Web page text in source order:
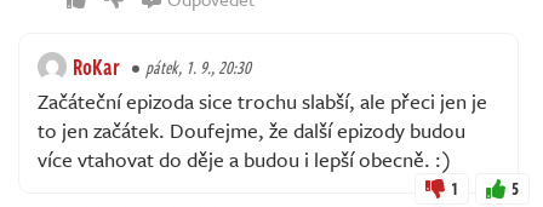
RoKar pátek, 1. 9., 20:30
Začáteční epizoda sice trochu slabší, ale přeci jen je
to jen začátek. Doufejme, že další epizody budou
více vtahovat do děje a budou i lepší obecně. :)
1 5